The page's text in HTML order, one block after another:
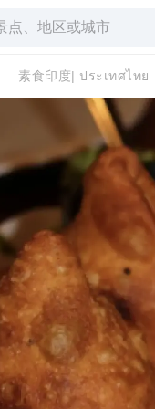
素食印度| ประเทศไทย